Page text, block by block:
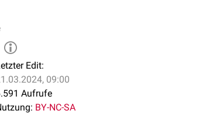
Edit:
09:00
Aufrufe
BY-NC-SA